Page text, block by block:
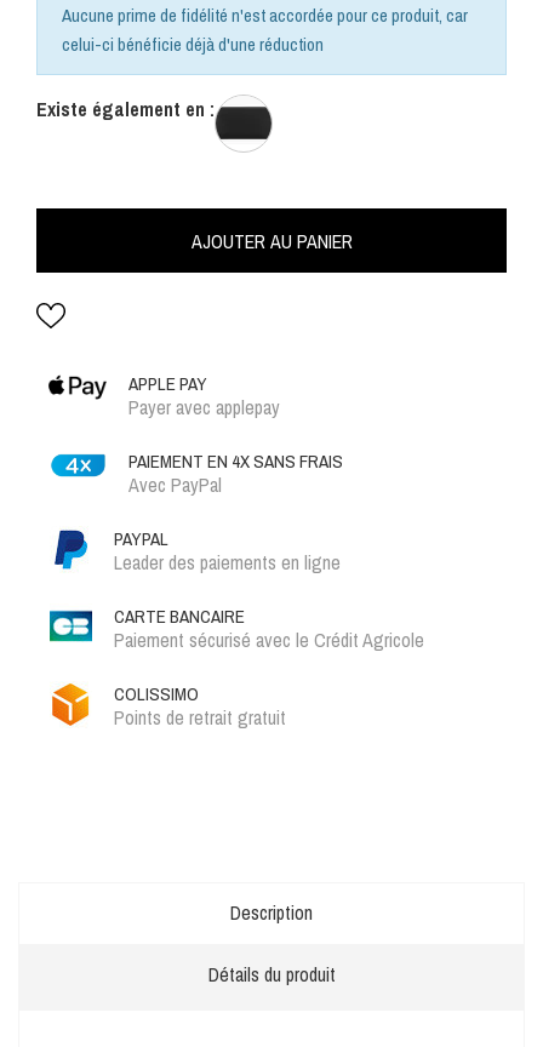
Aucune prime de fidélité n'est accordée pour ce produit, car
celui-ci bénéficie déjà d'une réduction
Existe également en :
AJOUTER AU PANIER
APPLE PAY
Payer avec applepay
PAIEMENT EN 4X SANS FRAIS
Avec PayPal
PAYPAL
Leader des paiements en ligne
CARTE BANCAIRE
Paiement sécurisé avec le Crédit Agricole
COLISSIMO
Points de retrait gratuit
Description
Détails du produit